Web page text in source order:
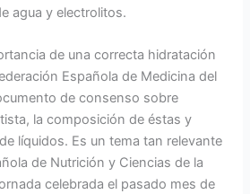
agua y electrolitos.
de una correcta hidratación
Española de Medicina del
de consenso sobre
la composición de éstas y
líquidos. Es un tema tan relevante
de Nutrición y Ciencias de la
celebrada el pasado mes de